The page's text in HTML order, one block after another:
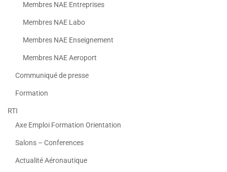
Membres NAE Entreprises
Membres NAE Labo
Membres NAE Enseignement
Membres NAE Aeroport
Communiqué de presse
Formation
RTI
Axe Emploi Formation Orientation
Salons – Conferences
Actualité Aéronautique